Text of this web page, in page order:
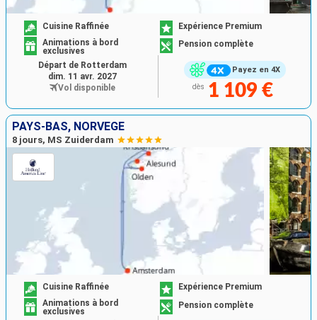
Payez en 4X
Cuisine Raffinée
Expérience Premium
Animations à bord
exclusives
Pension complète
dès 1 109 €
Départ de Rotterdam
dim. 11 avr. 2027
Vol disponible
PAYS-BAS, NORVÈGE
8 jours, MS Zuiderdam
Cuisine Raffinée
Expérience Premium
Animations à bord
exclusives
Pension complète